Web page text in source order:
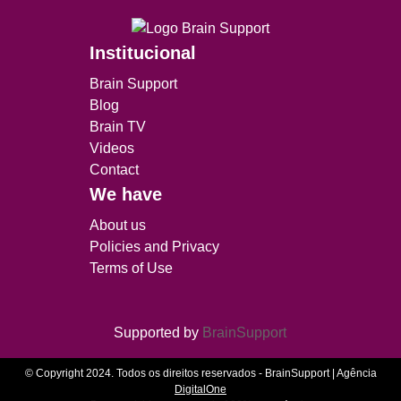
Institucional
Brain Support
Blog
Brain TV
Videos
Contact
We have
About us
Policies and Privacy
Terms of Use
Supported by BrainSupport
© Copyright 2024. Todos os direitos reservados - BrainSupport | Agência
DigitalOne